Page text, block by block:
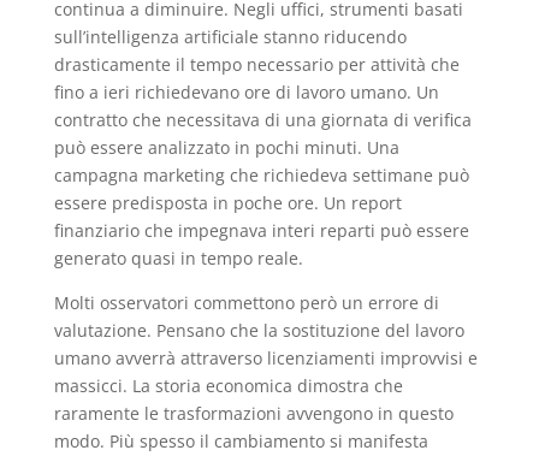
continua a diminuire. Negli uffici, strumenti basati
sull’intelligenza artificiale stanno riducendo
drasticamente il tempo necessario per attività che
fino a ieri richiedevano ore di lavoro umano. Un
contratto che necessitava di una giornata di verifica
può essere analizzato in pochi minuti. Una
campagna marketing che richiedeva settimane può
essere predisposta in poche ore. Un report
finanziario che impegnava interi reparti può essere
generato quasi in tempo reale.
Molti osservatori commettono però un errore di
valutazione. Pensano che la sostituzione del lavoro
umano avverrà attraverso licenziamenti improvvisi e
massicci. La storia economica dimostra che
raramente le trasformazioni avvengono in questo
modo. Più spesso il cambiamento si manifesta